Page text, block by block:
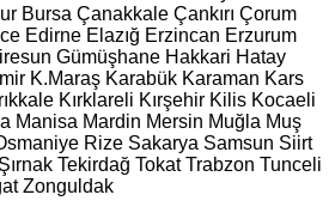
Bursa Çanakkale Çankırı Çorum
Edirne Elazığ Erzincan Erzurum
Gümüşhane Hakkari Hatay
K.Maraş Karabük Karaman Kars
Kırklareli Kırşehir Kilis Kocaeli
Manisa Mardin Mersin Muğla Muş
Rize Sakarya Samsun Siirt
Şırnak Tekirdağ Tokat Trabzon Tunceli
Zonguldak